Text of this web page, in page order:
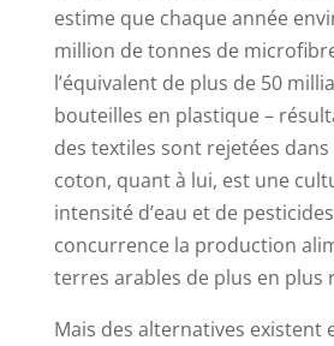
estime que chaque année
million de tonnes de
l’équivalent de plus de 50
bouteilles en plastique –
des textiles sont rejetées dans
coton, quant à lui, est une
intensité d’eau et de
concurrence la production
terres arables de plus en plus
Mais des alternatives existent